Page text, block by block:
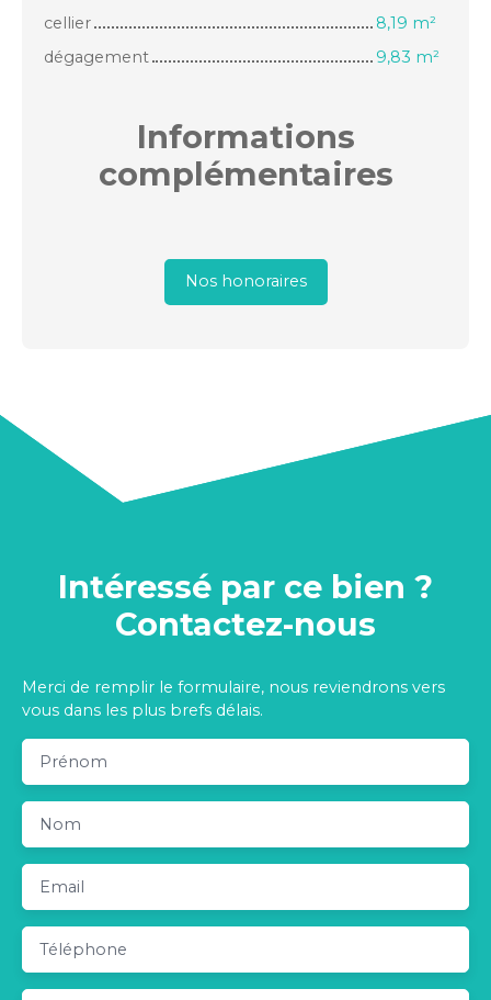
cellier
8,19 m²
dégagement
9,83 m²
Informations
complémentaires
Nos honoraires
Intéressé par ce bien ?
Contactez-nous
Merci de remplir le formulaire, nous reviendrons vers
vous dans les plus brefs délais.
Prénom
Nom
Email
Téléphone